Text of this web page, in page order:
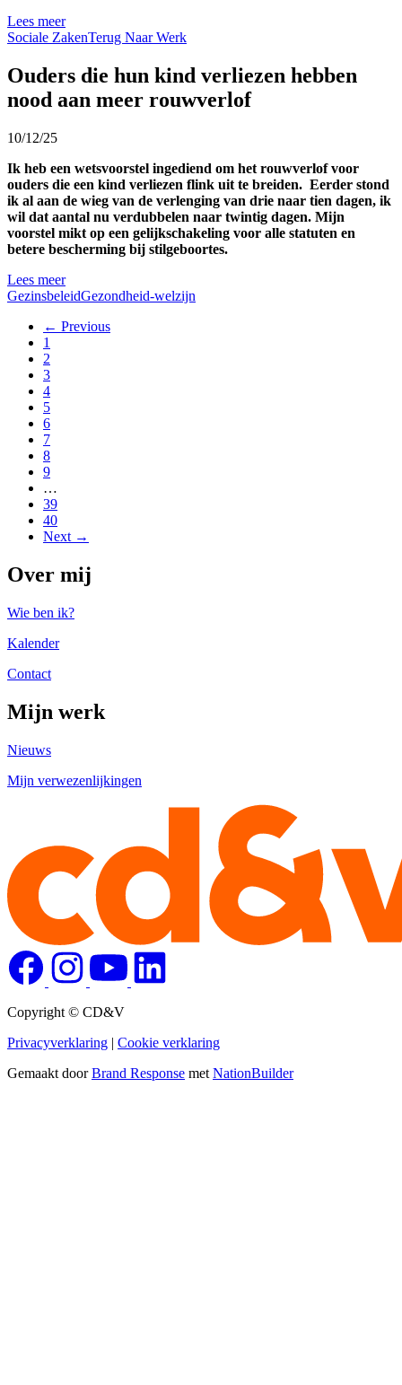
Lees meer
Sociale ZakenTerug Naar Werk
Ouders die hun kind verliezen hebben
nood aan meer rouwverlof
10/12/25
Ik heb een wetsvoorstel ingediend om het rouwverlof voor
ouders die een kind verliezen flink uit te breiden. Eerder stond
ik al aan de wieg van de verlenging van drie naar tien dagen, ik
wil dat aantal nu verdubbelen naar twintig dagen. Mijn
voorstel mikt op een gelijkschakeling voor alle statuten en
betere bescherming bij stilgeboortes.
Lees meer
GezinsbeleidGezondheid-welzijn
← Previous
1
2
3
4
5
6
7
8
9
…
39
40
Next →
Over mij
Wie ben ik?
Kalender
Contact
Mijn werk
Nieuws
Mijn verwezenlijkingen
Copyright © CD&V
Privacyverklaring | Cookie verklaring
Gemaakt doorBrand Response met NationBuilder